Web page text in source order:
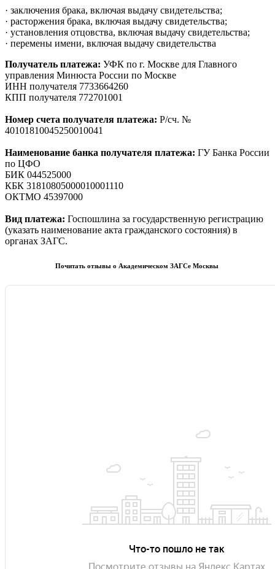
· заключения брака, включая выдачу свидетельства;
· расторжения брака, включая выдачу свидетельства;
· установления отцовства, включая выдачу свидетельства;
· перемены имени, включая выдачу свидетельства
Получатель платежа: УФК по г. Москве для Главного
управления Минюста России по Москве
ИНН получателя 7733664260
КПП получателя 772701001
Номер счета получателя платежа: Р/сч. №
40101810045250010041
Наименование банка получателя платежа: ГУ Банка России
по ЦФО
БИК 044525000
КБК 31810805000010001110
ОКТМО 45397000
Вид платежа: Госпошлина за государственную регистрацию
(указать наименование акта гражданского состояния) в
органах ЗАГС.
Почитать отзывы о Академическом ЗАГСе Москвы